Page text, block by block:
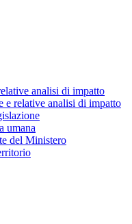
analisi di impatto
e relative analisi di impatto
umana
del Ministero